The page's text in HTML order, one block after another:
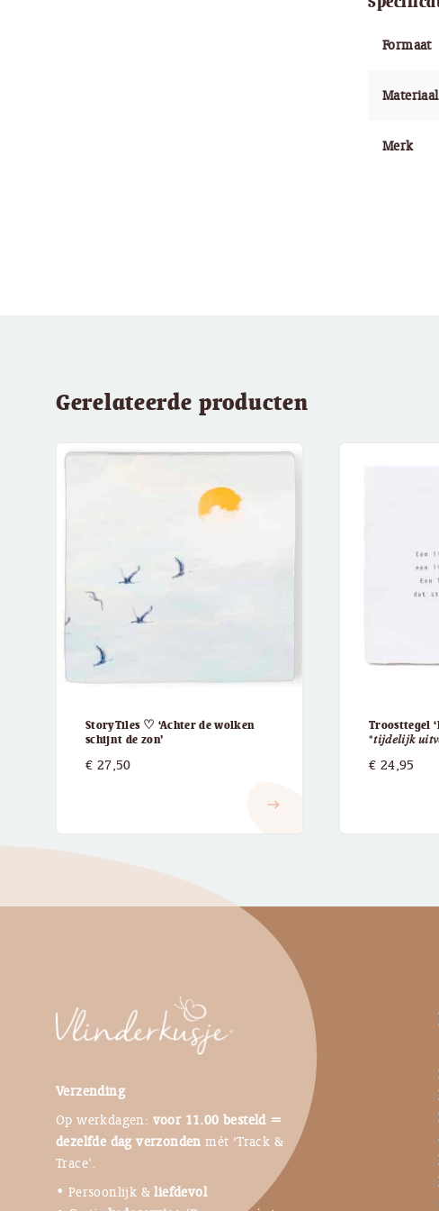
Formaat
Materiaal
Merk
Gerelateerde producten
StoryTiles ♡ ‘Achter de wolken
schijnt de zon’
€ 27,50
east
Troosttegel
*𝑡𝑖𝑗𝑑𝑒𝑙𝑖𝑗𝑘
€ 24,95
Verzending
Op werkdagen: voor 11.00 besteld =
dezelfde dag verzonden mét ‘Track &
Trace’.
• Persoonlijk &liefdevol